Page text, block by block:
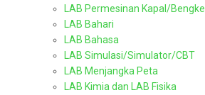
LAB Permesinan Kapal/Bengkel
LAB Bahari
LAB Bahasa
LAB Simulasi/Simulator/CBT
LAB Menjangka Peta
LAB Kimia dan LAB Fisika